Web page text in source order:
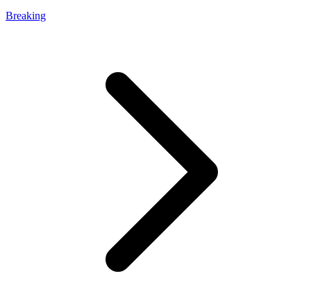
Breaking